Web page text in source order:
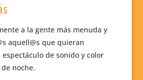
a la gente más menuda y
aquell@s que quieran
de sonido y color
noche.